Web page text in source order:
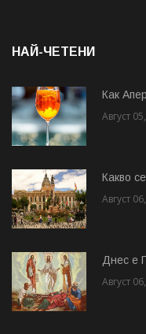
НАЙ-ЧЕТЕНИ
Как
Август
Какво
Август
Днес е
Август